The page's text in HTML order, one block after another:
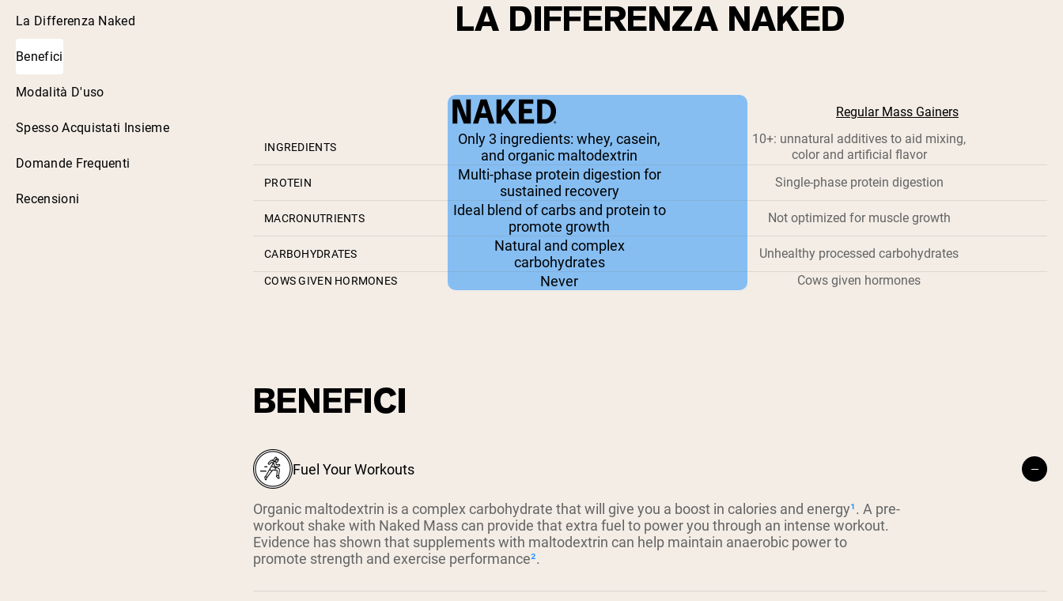
La Differenza Naked
Benefici
Modalità D'uso
Spesso Acquistati Insieme
Domande Frequenti
Recensioni
LA DIFFERENZA NAKED
Regular Mass Gainers
INGREDIENTS
Only 3 ingredients: whey, casein,
and organic maltodextrin
10+: unnatural additives to aid mixing,
color and artificial flavor
PROTEIN
Multi-phase protein digestion for
sustained recovery
Single-phase protein digestion
MACRONUTRIENTS
Ideal blend of carbs and protein to
promote growth
Not optimized for muscle growth
CARBOHYDRATES
Natural and complex
carbohydrates
Unhealthy processed carbohydrates
COWS GIVEN HORMONES Never Cows given hormones
BENEFICI
Fuel Your Workouts
Organic maltodextrin is a complex carbohydrate that will give you a boost in calories and energy¹. A pre-
workout shake with Naked Mass can provide that extra fuel to power you through an intense workout.
Evidence has shown that supplements with maltodextrin can help maintain anaerobic power to
promote strength and exercise performance².